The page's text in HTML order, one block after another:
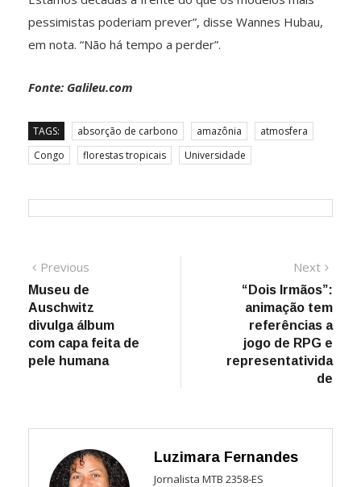
pessimistas poderiam prever”, disse Wannes Hubau,
em nota. “Não há tempo a perder”.
Fonte: Galileu.com
TAGS: absorção de carbono amazônia
atmosfera
Congo
florestas tropicais Universidade
Navegação
de
Post
Previous
Museu de
Auschwitz
divulga álbum
com capa feita de
pele humana
Next
“Dois Irmãos”:
animação tem
referências a
jogo de RPG e
representativida
de
Luzimara Fernandes
Jornalista MTB 2358-ES